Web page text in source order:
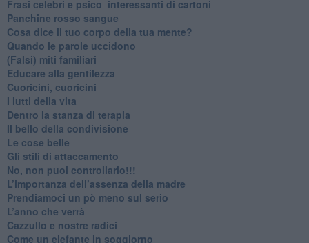
​Frasi celebri e psico_interessanti di cartoni
​Panchine rosso sangue
​Cosa dice il tuo corpo della tua mente?
​Quando le parole uccidono
​(Falsi) miti familiari
​Educare alla gentilezza
​Cuoricini, cuoricini
I lutti della vita
​Dentro la stanza di terapia
​Il bello della condivisione
Le cose belle
​Gli stili di attaccamento
No, non puoi controllarlo!!!
​L’importanza dell’assenza della madre
​Prendiamoci un pò meno sul serio
​L’anno che verrà
​Cazzullo e nostre radici
​Come un elefante in soggiorno